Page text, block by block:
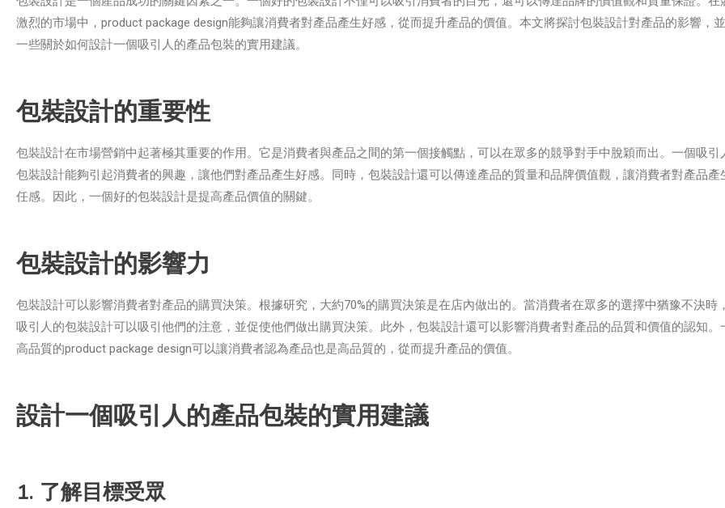
激烈的市場中，product package design能夠讓消費者對產品產生好感，從而提升產品的價值。本文將探討包裝設計對產品的影響，
一些關於如何設計一個吸引人的產品包裝的實用建議。
包裝設計的重要性
包裝設計在市場營銷中起著極其重要的作用。它是消費者與產品之間的第一個接觸點，可以在眾多的競爭對手中脫穎而出。一個吸引
包裝設計能夠引起消費者的興趣，讓他們對產品產生好感。同時，包裝設計還可以傳達產品的質量和品牌價值觀，讓消費者對產品產
任感。因此，一個好的包裝設計是提高產品價值的關鍵。
包裝設計的影響力
包裝設計可以影響消費者對產品的購買決策。根據研究，大約70%的購買決策是在店內做出的。當消費者在眾多的選擇中猶豫不決時
吸引人的包裝設計可以吸引他們的注意，並促使他們做出購買決策。此外，包裝設計還可以影響消費者對產品的品質和價值的認知。
高品質的product package design可以讓消費者認為產品也是高品質的，從而提升產品的價值。
設計一個吸引人的產品包裝的實用建議
1. 了解目標受眾